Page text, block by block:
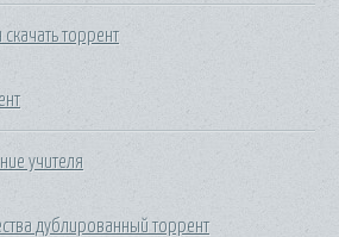
торрент
учителя
дублированный торрент